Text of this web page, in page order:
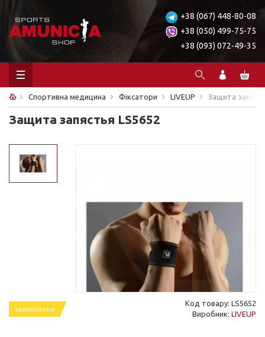
+38 (067) 448-80-08
+38 (050) 499-75-75
+38 (093) 072-49-35
Спортивна медицина Фіксатори LIVEUP Защита
Защита запястья LS5652
замовлення
Код товару: LS5652
Виробник: LIVEUP